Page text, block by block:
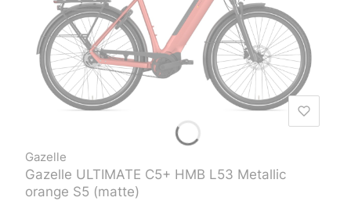
Gazelle ULTIMATE C5+ HMB L53 Metallic
orange S5 (matte)
Gazelle